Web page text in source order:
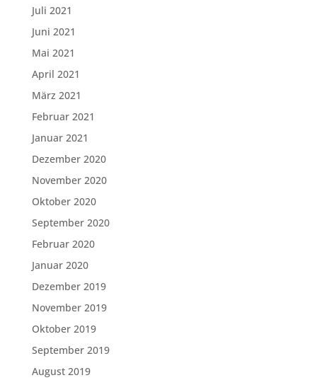
Juli 2021
Juni 2021
Mai 2021
April 2021
März 2021
Februar 2021
Januar 2021
Dezember 2020
November 2020
Oktober 2020
September 2020
Februar 2020
Januar 2020
Dezember 2019
November 2019
Oktober 2019
September 2019
August 2019